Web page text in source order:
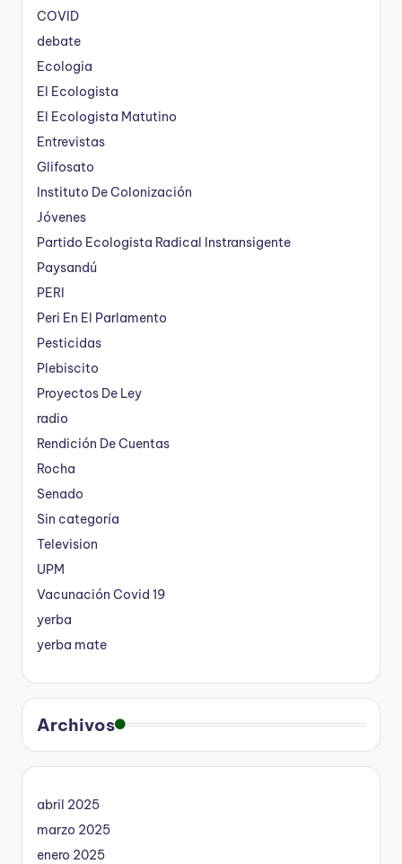
COVID
debate
Ecologia
El Ecologista
El Ecologista Matutino
Entrevistas
Glifosato
Instituto De Colonización
Jóvenes
Partido Ecologista Radical Instransigente
Paysandú
PERI
Peri En El Parlamento
Pesticidas
Plebiscito
Proyectos De Ley
radio
Rendición De Cuentas
Rocha
Senado
Sin categoría
Television
UPM
Vacunación Covid 19
yerba
yerba mate
Archivos
abril 2025
marzo 2025
enero 2025